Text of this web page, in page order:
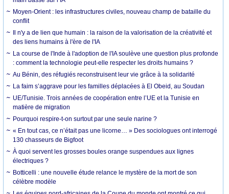
Moyen-Orient : les infrastructures civiles, nouveau champ de bataille du
conflit
Il n'y a de lien que humain : la raison de la valorisation de la créativité et
des liens humains à l'ère de l'IA
La course de l'Inde à l'adoption de l'IA soulève une question plus profonde
: comment la technologie peut-elle respecter les droits humains ?
Au Bénin, des réfugiés reconstruisent leur vie grâce à la solidarité
La faim s’aggrave pour les familles déplacées à El Obeid, au Soudan
UE/Tunisie. Trois années de coopération entre l’UE et la Tunisie en
matière de migration
Pourquoi respire-t-on surtout par une seule narine ?
« En tout cas, ce n’était pas une licorne… » Des sociologues ont interrogé
130 chasseurs de Bigfoot
À quoi servent les grosses boules orange suspendues aux lignes
électriques ?
Botticelli : une nouvelle étude relance le mystère de la mort de son
célèbre modèle